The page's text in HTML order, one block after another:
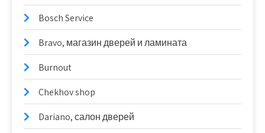
Bosch Service
Bravo, магазин дверей и ламината
Burnout
Chekhov shop
Dariano, салон дверей